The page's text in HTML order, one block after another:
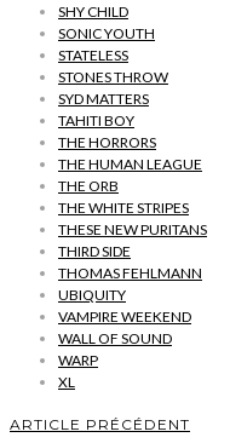
SHY CHILD
SONIC YOUTH
STATELESS
STONES THROW
SYD MATTERS
TAHITI BOY
THE HORRORS
THE HUMAN LEAGUE
THE ORB
THE WHITE STRIPES
THESE NEW PURITANS
THIRD SIDE
THOMAS FEHLMANN
UBIQUITY
VAMPIRE WEEKEND
WALL OF SOUND
WARP
XL
ARTICLE PRÉCÉDENT